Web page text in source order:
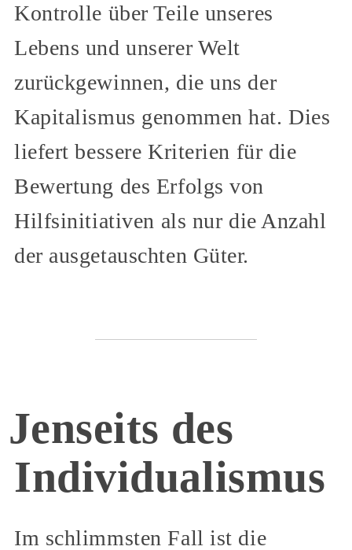
Kontrolle über Teile unseres
Lebens und unserer Welt
zurückgewinnen, die uns der
Kapitalismus genommen hat. Dies
liefert bessere Kriterien für die
Bewertung des Erfolgs von
Hilfsinitiativen als nur die Anzahl
der ausgetauschten Güter.
Jenseits des
Individualismus
Im schlimmsten Fall ist die